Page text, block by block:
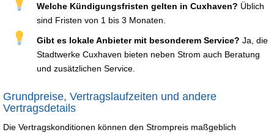
Welche Kündigungsfristen gelten in Cuxhaven? Üblich
sind Fristen von 1 bis 3 Monaten.
Gibt es lokale Anbieter mit besonderem Service? Ja, die
Stadtwerke Cuxhaven bieten neben Strom auch Beratung
und zusätzlichen Service.
Grundpreise, Vertragslaufzeiten und andere
Vertragsdetails
Die Vertragskonditionen können den Strompreis maßgeblich